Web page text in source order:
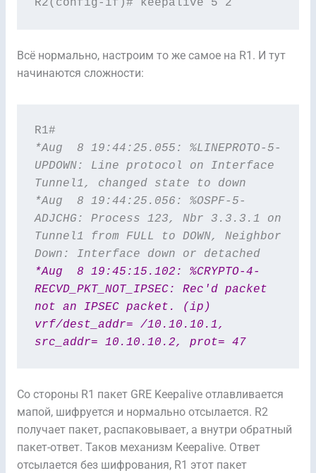
R2(config-if)# keepalive 5 2
Всё нормально, настроим то же самое на R1. И тут
начинаются сложности:
*Aug  8 19:44:25.055: %LINEPROTO-5-
UPDOWN: Line protocol on Interface
Tunnel1, changed state to down
*Aug  8 19:44:25.056: %OSPF-5-
ADJCHG: Process 123, Nbr 3.3.3.1 on
Tunnel1 from FULL to DOWN, Neighbor
*Aug  8 19:45:15.102: %CRYPTO-4-
RECVD_PKT_NOT_IPSEC: Rec'd packet
not an IPSEC packet. (ip)
vrf/dest_addr= /10.10.10.1,
src_addr= 10.10.10.2, prot= 47
Со стороны R1 пакет GRE Keepalive отлавливается
мапой, шифруется и нормально отсылается. R2
получает пакет, распаковывает, а внутри обратный
пакет-ответ. Таков механизм Keepalive. Ответ
отсылается без шифрования, R1 этот пакет